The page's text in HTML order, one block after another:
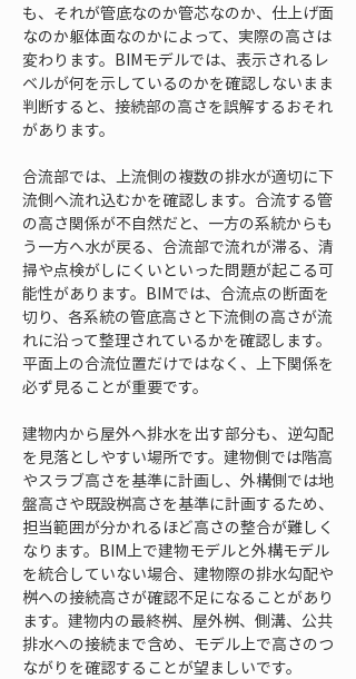
も、それが管底なのか管芯なのか、仕上げ面
なのか躯体面なのかによって、実際の高さは
変わります。BIMモデルでは、表示されるレ
ベルが何を示しているのかを確認しないまま
判断すると、接続部の高さを誤解するおそれ
があります。
合流部では、上流側の複数の排水が適切に下
流側へ流れ込むかを確認します。合流する管
の高さ関係が不自然だと、一方の系統からも
う一方へ水が戻る、合流部で流れが滞る、清
掃や点検がしにくいといった問題が起こる可
能性があります。BIMでは、合流点の断面を
切り、各系統の管底高さと下流側の高さが流
れに沿って整理されているかを確認します。
平面上の合流位置だけではなく、上下関係を
必ず見ることが重要です。
建物内から屋外へ排水を出す部分も、逆勾配
を見落としやすい場所です。建物側では階高
やスラブ高さを基準に計画し、外構側では地
盤高さや既設桝高さを基準に計画するため、
担当範囲が分かれるほど高さの整合が難しく
なります。BIM上で建物モデルと外構モデル
を統合していない場合、建物際の排水勾配や
桝への接続高さが確認不足になることがあり
ます。建物内の最終桝、屋外桝、側溝、公共
排水への接続まで含め、モデル上で高さのつ
ながりを確認することが望ましいです。